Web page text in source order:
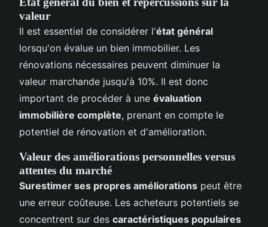
valeur
Il est essentiel de considérer l'état général
lorsqu'on évalue un bien immobilier. Les
rénovations nécessaires peuvent diminuer la
valeur marchande jusqu'à 10%. Il est donc
important de procéder à une évaluation
immobilière complète, prenant en compte le
potentiel de rénovation et d'amélioration.
Valeur des améliorations personnelles versus
attentes du marché
Surestimer ses propres améliorations peut être
une erreur coûteuse. Les acheteurs potentiels se
concentrent sur des caractéristiques populaires